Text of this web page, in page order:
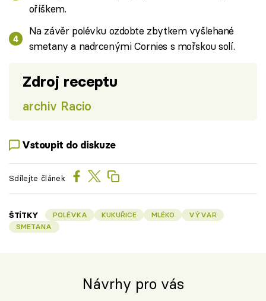
oříškem.
Na závěr polévku ozdobte zbytkem vyšlehané
smetany a nadrcenými Cornies s mořskou solí.
Zdroj receptu
archiv Racio
Vstoupit do diskuze
Sdílejte článek
ŠTÍTKY POLÉVKA KUKUŘICE MLÉKO
VÝVAR
SMETANA
Návrhy pro vás